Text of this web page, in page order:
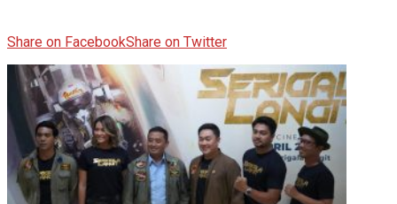
Share on FacebookShare on Twitter